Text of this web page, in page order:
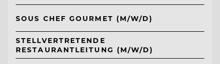
SOUS CHEF GOURMET (M/W/D)
STELLVERTRETENDE
RESTAURANTLEITUNG (M/W/D)